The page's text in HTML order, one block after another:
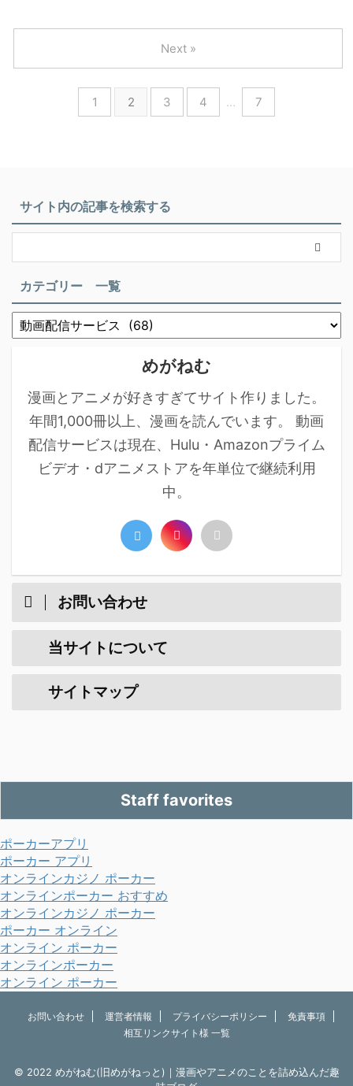
1 2 3 4 … 7
Next »
サイト内の記事を検索する
カテゴリー 一覧
めがねむ
漫画とアニメが好きすぎてサイト作りました。
年間1,000冊以上、漫画を読んでいます。 動画
配信サービスは現在、Hulu・Amazonプライム
ビデオ・dアニメストアを年単位で継続利用
中。
お問い合わせ
当サイトについて
サイトマップ
Staff favorites
ポーカーアプリ
ポーカー アプリ
オンラインカジノ ポーカー
オンラインポーカー おすすめ
オンラインカジノ ポーカー
ポーカー オンライン
オンライン ポーカー
オンラインポーカー
オンライン ポーカー
お問い合わせ 運営者情報 プライバシーポリシー
免責事項
相互リンクサイト様 一覧
© 2022 めがねむ(旧めがねっと)｜漫画やアニメのことを詰め込んだ趣